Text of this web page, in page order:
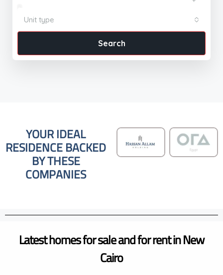
Unit type
Search
YOUR IDEAL
RESIDENCE BACKED
BY THESE
COMPANIES
Latest homes for sale and for rent in New
Cairo